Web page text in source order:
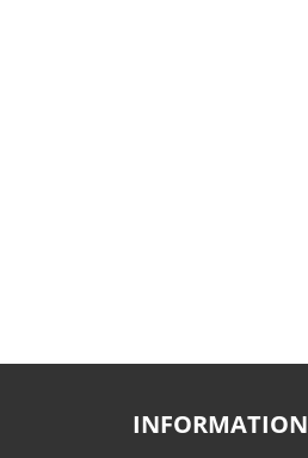
INFORMATION